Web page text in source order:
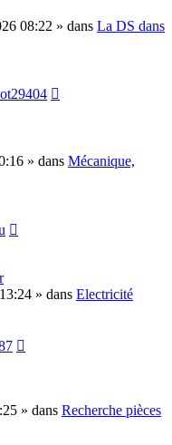
08:22 » dans La DS dans
» dans Mécanique,
» dans Electricité
» dans Recherche pièces